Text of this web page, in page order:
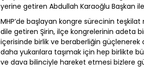
yerine getiren Abdullah Karaoğlu Başkan
MHP’de başlayan kongre sürecinin
dile getiren Şirin, ilçe kongrelerinin adeta
içerisinde birlik ve beraberliğin güçlenerek
daha yukarılara taşımak için hep birlikte
ve dava bilinciyle hareket etmesi bizlere